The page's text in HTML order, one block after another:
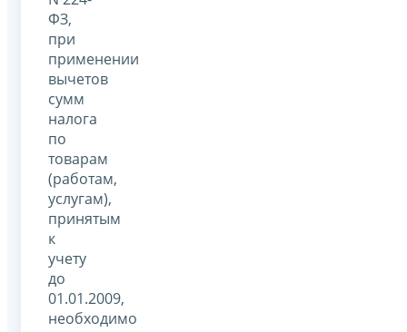
ФЗ,
при
применении
вычетов
сумм
налога
по
товарам
(работам,
услугам),
принятым
к
учету
до
01.01.2009,
необходимо